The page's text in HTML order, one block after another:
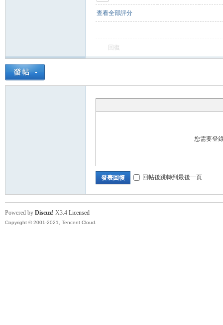
查看全部評分
回復
您需要登
發表回復 回帖後跳轉到最後一頁
Powered by Discuz! X3.4 Licensed
Copyright © 2001-2021, Tencent Cloud.